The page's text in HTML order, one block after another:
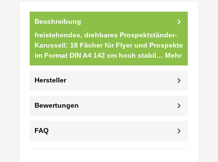
Beschreibung
freistehendes, drehbares Prospektständer-
Karussell: 18 Fächer für Flyer und Prospekte
im Format DIN A4 142 cm hoch stabil… Mehr
Hersteller
Bewertungen
FAQ